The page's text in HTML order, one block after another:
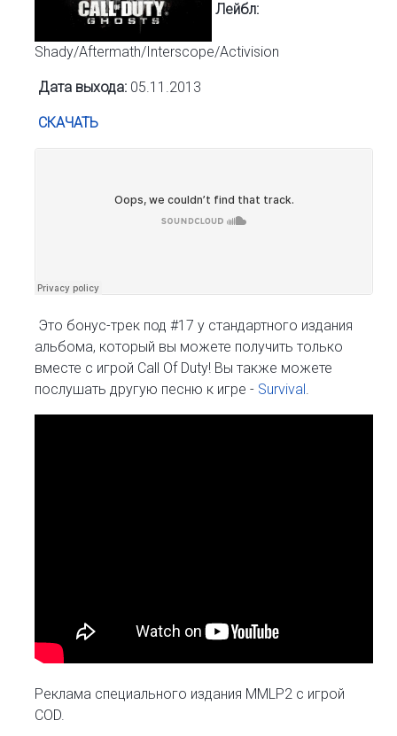
Лейбл:
Shady/Aftermath/Interscope/Activision
Дата выхода: 05.11.2013
СКАЧАТЬ
Это бонус-трек под #17 у стандартного издания
альбома, который вы можете получить только
вместе с игрой Call Of Duty! Вы также можете
послушать другую песню к игре - Survival.
Реклама специального издания MMLP2 с игрой
COD.